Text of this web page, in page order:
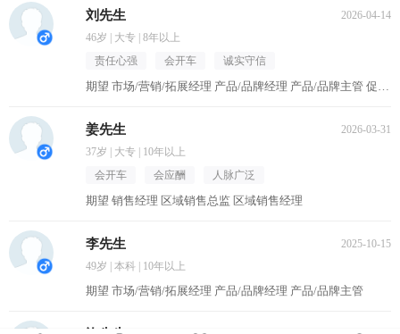
刘先生
2026-04-14
46岁 | 大专 | 8年以上
责任心强
会开车 诚实守信
期望 市场/营销/拓展经理 产品/品牌经理 产品/品牌主管 促销主管/督导 区域销售经理
姜先生
2026-03-31
37岁 | 大专 | 10年以上
会开车
会应酬 人脉广泛
期望 销售经理 区域销售总监 区域销售经理
李先生
2025-10-15
49岁 | 本科 | 10年以上
期望 市场/营销/拓展经理 产品/品牌经理 产品/品牌主管